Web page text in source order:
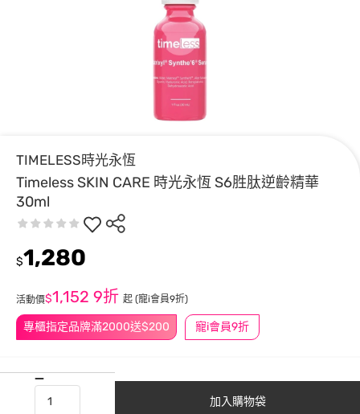
TIMELESS時光永恆
Timeless SKIN CARE 時光永恆 S6胜肽逆齡精華
30ml
專櫃指定品牌滿2000送$200 寵i會員9折
$1,280
活動價$1,152 9折 起 (寵i會員9折)
加入購物袋